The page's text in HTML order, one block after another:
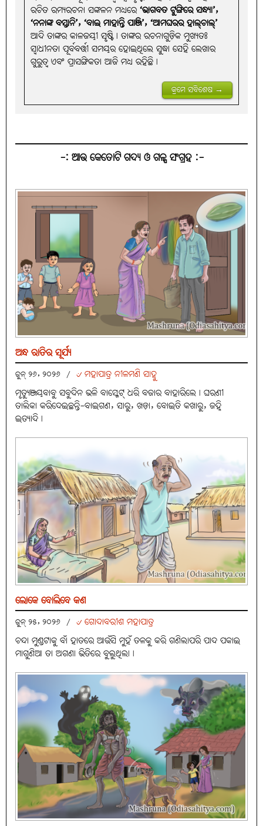
ରଚିତ ରମ୍ୟରଚନା ସଙ୍କଳନ ମଧ୍ୟରେ‘ଭାଗବତ ଟୁଙ୍ଗିରେ ସନ୍ଧ୍ୟା’,
‘ନନାଙ୍କ ବସ୍ତାନି’, ‘ବାଇ ମାହାନ୍ତି ପାଞ୍ଜି’, ‘ଆମଘରର ହାଲ୍‌ଚାଲ୍‌’
ଆଦି ତାଙ୍କର କାଳଜୟୀ ସୃଷ୍ଟି। ତାଙ୍କର ରଚନାଗୁଡ଼ିକ ମୁଖ୍ୟତଃ
ସ୍ବାଧୀନତା ପୂର୍ବବର୍ତ୍ତୀ ସମୟର ହୋଇଥିଲେ ସୁଦ୍ଧା ସେହି ଲେଖାର
ଗୁରୁତ୍ବ ଏବଂ ପ୍ରାସଙ୍ଗିକତା ଆଜି ମଧ୍ୟ ରହିଛି।
କ୍ରମେ ସବିଶେଷ →
-: ଆଉ କେତୋଟି ଗଦ୍ୟ ଓ ଗଳ୍ପ ସଂଗ୍ରହ :-
ଅନ୍ଧ ରାତିର ସୂର୍ଯ୍ୟ
ଜୁନ୍ ୨୬, ୨୦୨୬ / ୰ ମହାପାତ୍ର ନୀଳମଣି ସାହୁ
ମୃତ୍ୟୁଞ୍ଜୟବାବୁ ସବୁଦିନ ଭଳି ବାସ୍କେଟ୍ ଧରି ବଜାର ବାହାରିଲେ। ଘରଣୀ
ତାଲିକା କରିଦେଇଛନ୍ତି-ବାଇଗଣ, ସାରୁ, ଖଡ଼ା, ବୋଇତି କଖାରୁ, ଜହ୍ନି
ଇତ୍ୟାଦି।
ଲୋକେ ବୋଲିବେ କଣ
ଜୁନ୍ ୨୫, ୨୦୨୬ / ୰ ଗୋଦାବରୀଶ ମହାପାତ୍ର
ଚନ୍ଦା ମୁଣ୍ଡଟାକୁ ବାଁ ହାତରେ ଆଉଁସି ମୁହଁ ତଳକୁ କରି ଗଣିଲାପରି ପାଦ ପକାଇ
ମାଗୁଣିଆ ତା ଅଗଣା ଭିତିରେ ବୁଲୁଥିଲା।